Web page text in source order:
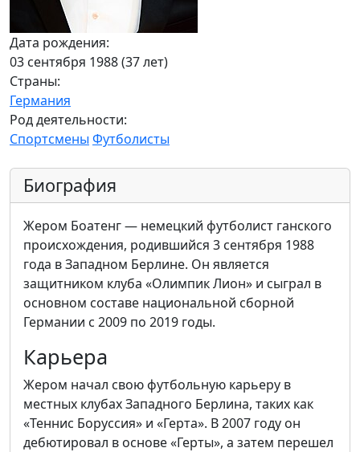
Дата рождения:
03 сентября 1988 (37 лет)
Страны:
Германия
Род деятельности:
Спортсмены Футболисты
Биография
Жером Боатенг — немецкий футболист ганского
происхождения, родившийся 3 сентября 1988
года в Западном Берлине. Он является
защитником клуба «Олимпик Лион» и сыграл в
основном составе национальной сборной
Германии с 2009 по 2019 годы.
Карьера
Жером начал свою футбольную карьеру в
местных клубах Западного Берлина, таких как
«Теннис Боруссия» и «Герта». В 2007 году он
дебютировал в основе «Герты», а затем перешел